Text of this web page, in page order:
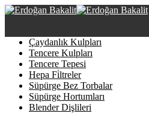
Çaydanlık Kulpları
Tencere Kulpları
Tencere Tepesi
Hepa Fi̇ltreler
Süpürge Bez Torbalar
Süpürge Hortumları
Blender Dişlileri